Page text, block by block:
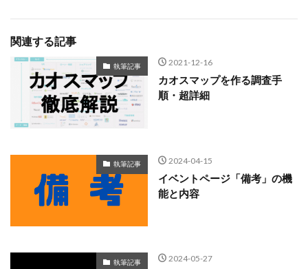
関連する記事
執筆記事 2021-12-16
カオスマップを作る調査手
順・超詳細
執筆記事 2024-04-15
イベントページ「備考」の機
能と内容
執筆記事 2024-05-27